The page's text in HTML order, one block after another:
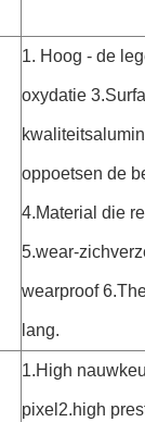
1. Hoog - de
oxydatie
oppoetsen de
4.Material die
5.wear-
wearproof
lang.
1.High
pixel2.high